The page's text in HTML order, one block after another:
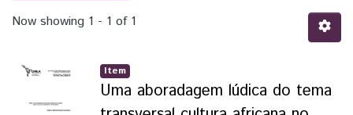
Now showing 1 - 1 of 1
Item
Uma aboradagem lúdica do tema